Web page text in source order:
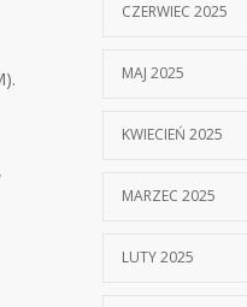
CZERWIEC 2025
MAJ 2025
KWIECIEŃ 2025
MARZEC 2025
LUTY 2025